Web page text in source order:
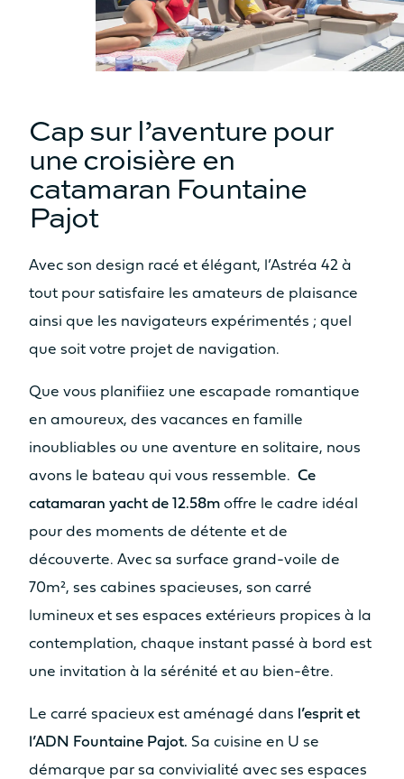
Cap sur l’aventure pour
une croisière en
catamaran Fountaine
Pajot
Avec son design racé et élégant, l’Astréa 42 à
tout pour satisfaire les amateurs de plaisance
ainsi que les navigateurs expérimentés ; quel
que soit votre projet de navigation.
Que vous planifiiez une escapade romantique
en amoureux, des vacances en famille
inoubliables ou une aventure en solitaire, nous
avons le bateau qui vous ressemble. Ce
catamaran yacht de 12.58m offre le cadre idéal
pour des moments de détente et de
découverte. Avec sa surface grand-voile de
70m², ses cabines spacieuses, son carré
lumineux et ses espaces extérieurs propices à la
contemplation, chaque instant passé à bord est
une invitation à la sérénité et au bien-être.
Le carré spacieux est aménagé dans l’esprit et
l’ADN Fountaine Pajot. Sa cuisine en U se
démarque par sa convivialité avec ses espaces